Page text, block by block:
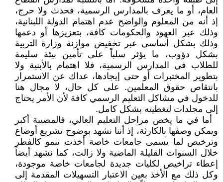
العام، أو ما يعرف بالمدارس الرسمية، فحدث ولا حرج،
إذ أنه من المعلوم والواضح عدم اهتمام الدولة اللبنانية،
وذلك عبر العهود والحكومات كافة، بتعزيزها أو دعمها
وذلك بشكل أساسي عبر تخفيض موازنة وزارة التربية
بشكل دؤوب، ما يؤثر سلباً على تأمين بيئة سليمة
للطلاب في المدارس الرسمية، فلا اهتمام بالأبنية ولا
بتطوير المختبرات أو حتى إيجادها، عداك عن الاستمرار
بانتقاص حقوق المعلمين. على كل حال، لا مجال هنا
للدخول في مشاكل التعليم الرسمي كافة لأن الأمر يحتاج
إلى مجلدات لتغطيته بشكل كامل.
أما في ما يخص مراحل التعليم العالي، فالمصيبة أكبر
ويمكن وصفها بالكارثة، إذ أننا نشهد بوضوح تشريع أوضاع
وترخيص لما يسمى جامعات خاصة أخذت تنمو كالفطر
خلال السنوات القليلة الماضية ولا زالت، كما نشهد أيضاً
إعطاء تراخيص لكليات جديدة لجامعات خاصة موجودة،
وكل ذلك مع الأخذ بعين الاعتبار التسهيلات المقدمة إلى